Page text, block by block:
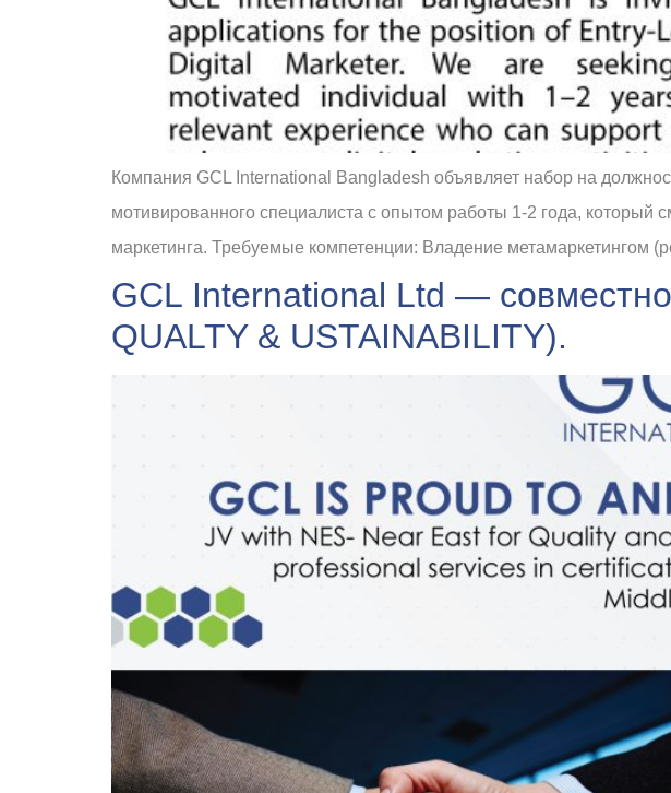
Компания GCL International Bangladesh объявляет набор на
мотивированного специалиста с опытом работы 1-2 года,
маркетинга. Требуемые компетенции: Владение метамаркетингом
GCL International Ltd —
QUALTY & USTAINABILITY).